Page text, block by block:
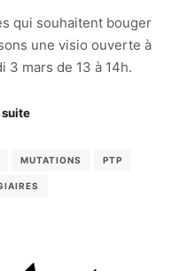
qui souhaitent bouger
une visio ouverte à
3 mars de 13 à 14h.
MUTATIONS PTP